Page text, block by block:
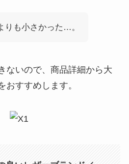
りも小さかった…。
ないので、商品詳細から大
おすすめします。